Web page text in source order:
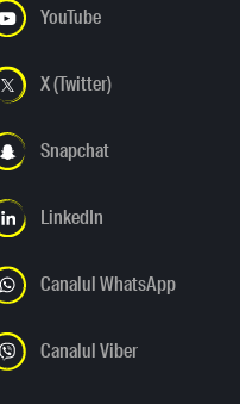
YouTube
X (Twitter)
Snapchat
LinkedIn
Canalul WhatsApp
Canalul Viber